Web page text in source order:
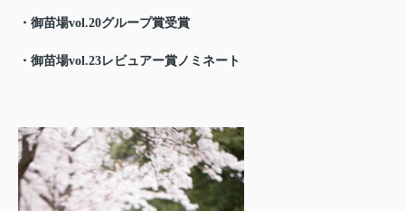
・御苗場vol.20グループ賞受賞
・御苗場vol.23レビュアー賞ノミネート